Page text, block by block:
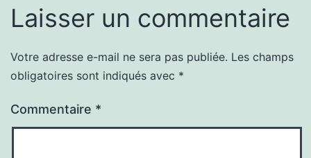
Laisser un commentaire
Votre adresse e-mail ne sera pas publiée. Les champs
obligatoires sont indiqués avec *
Commentaire *